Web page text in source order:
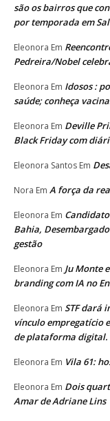
são os bairros que
por temporada em
Eleonora Em
Pedreira/Nobel
Eleonora Em Idosos :
saúde; conheça
Eleonora Em Deville
Black Friday com
Eleonora Santos Em
Nora Em A força da
Eleonora Em
Bahia,
gestão
Eleonora Em Ju Monte
branding com IA no
Eleonora Em STF dará
vínculo empregatício
de plataforma digital.
Eleonora Em Vila 61:
Eleonora Em Dois
Amar de Adriane Lins